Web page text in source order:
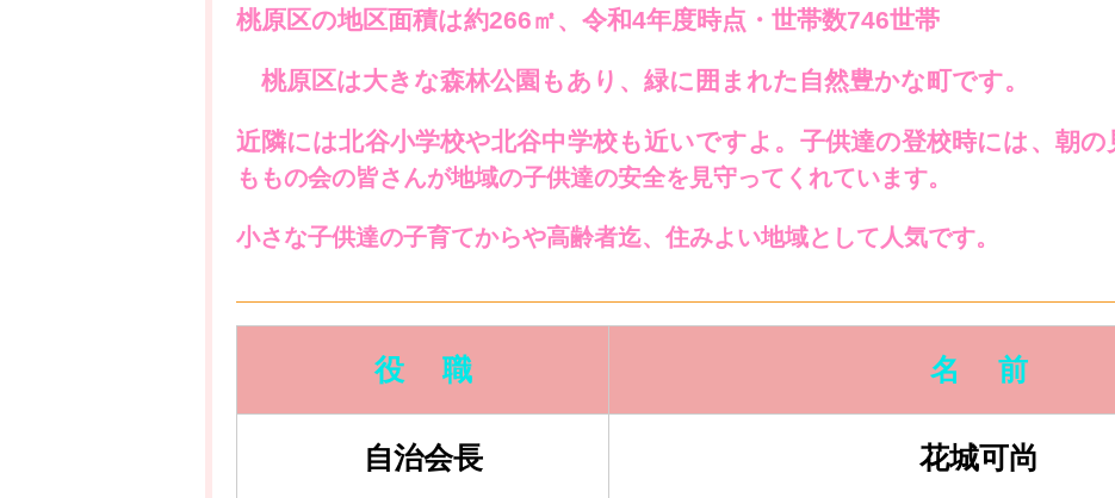
桃原区の地区面積は約266㎡、令和4年度時点・世帯数746世帯
桃原区は大きな森林公園もあり、緑に囲まれた自然豊かな町です。
近隣には北谷小学校や北谷中学校も近いですよ。子供達の登校時には、朝の
ももの会の皆さんが地域の子供達の安全を見守ってくれています。
小さな子供達の子育てからや高齢者迄、住みよい地域として人気です。
役 職 名 前
自治会長 花城可尚